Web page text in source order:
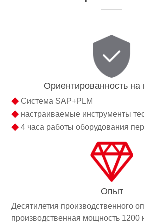
Ориентированность на
◆Система SAP+PLM
◆настраиваемые инструменты
◆4 часа работы оборудования
Опыт
Десятилетия производственного
производственная мощность 1200